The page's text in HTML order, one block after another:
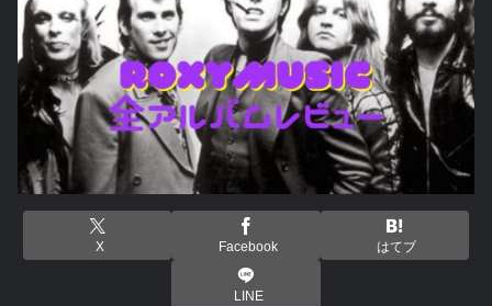
X Facebook はてブ
LINE